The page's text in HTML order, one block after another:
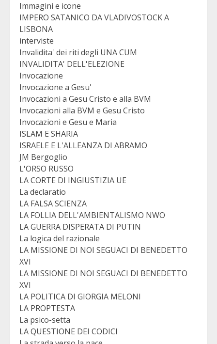
Immagini e icone
IMPERO SATANICO DA VLADIVOSTOCK A
LISBONA
interviste
Invalidita' dei riti degli UNA CUM
INVALIDITA' DELL'ELEZIONE
Invocazione
Invocazione a Gesu'
Invocazioni a Gesu Cristo e alla BVM
Invocazioni alla BVM e Gesu Cristo
Invocazioni e Gesu e Maria
ISLAM E SHARIA
ISRAELE E L'ALLEANZA DI ABRAMO
JM Bergoglio
L'ORSO RUSSO
LA CORTE DI INGIUSTIZIA UE
La declaratio
LA FALSA SCIENZA
LA FOLLIA DELL'AMBIENTALISMO NWO
LA GUERRA DISPERATA DI PUTIN
La logica del razionale
LA MISSIONE DI NOI SEGUACI DI BENEDETTO
XVI
LA MISSIONE DI NOI SEGUACI DI BENEDETTO
XVI
LA POLITICA DI GIORGIA MELONI
LA PROPTESTA
La psico-setta
LA QUESTIONE DEI CODICI